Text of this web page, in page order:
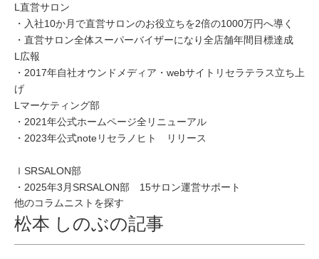
L直営サロン
・入社10か月で直営サロンのお役立ちを2倍の1000万円へ導く
・直営サロン全体スーパーバイザーになり全店舗年間目標達成
L広報
・2017年自社オウンドメディア・webサイトリセラテラス立ち上
げ
Lマーケティング部
・2021年公式ホームページ全リニューアル
・2023年公式noteリセラノヒト リリース
ｌSRSALON部
・2025年3月SRSALON部 15サロン運営サポート
他のコラムニストを探す
松本 しのぶの記事